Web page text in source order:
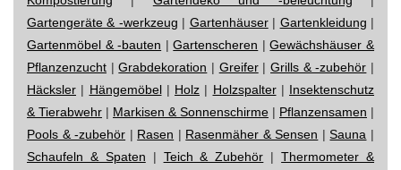
Gartengeräte & -werkzeug | Gartenhäuser| Gartenkleidung |
Gartenmöbel & -bauten |Gartenscheren |Gewächshäuser &
Pflanzenzucht |Grabdekoration | Greifer|Grills & -zubehör |
Häcksler | Hängemöbel| Holz | Holzspalter| Insektenschutz
& Tierabwehr | Markisen & Sonnenschirme | Pflanzensamen |
Pools & -zubehör | Rasen | Rasenmäher & Sensen |Sauna |
Schaufeln & Spaten | Teich & Zubehör |Thermometer &